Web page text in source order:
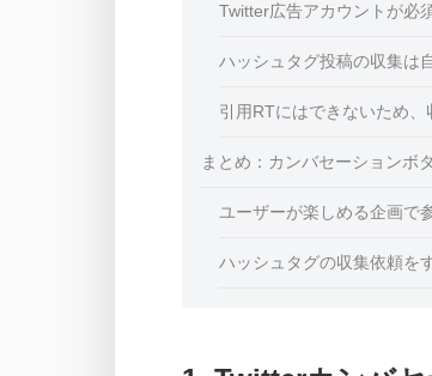
Twitter広告アカウントが必
ハッシュタグ投稿の収集は
引用RTにはできないため
まとめ：カンバセーションボ
ユーザーが楽しめる企画で
ハッシュタグの収集依頼を